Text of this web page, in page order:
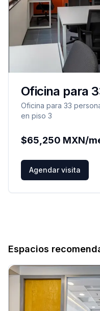
Oficina para
Oficina para 33
en piso 3
$65,250 MXN/
Agendar visita
Espacios